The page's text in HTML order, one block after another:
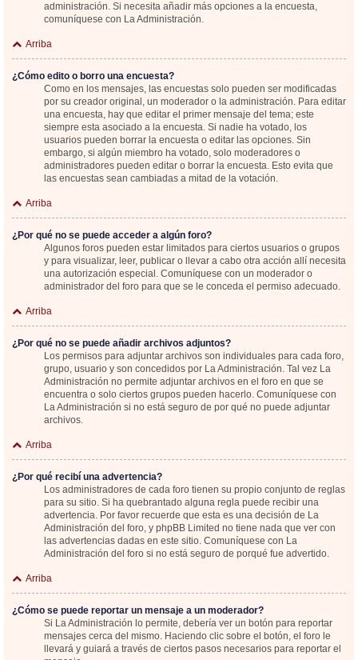
administración. Si necesita añadir más opciones a la encuesta,
comuníquese con La Administración.
Arriba
¿Cómo edito o borro una encuesta?
Como en los mensajes, las encuestas solo pueden ser modificadas
por su creador original, un moderador o la administración. Para editar
una encuesta, hay que editar el primer mensaje del tema; este
siempre esta asociado a la encuesta. Si nadie ha votado, los
usuarios pueden borrar la encuesta o editar las opciones. Sin
embargo, si algún miembro ha votado, solo moderadores o
administradores pueden editar o borrar la encuesta. Esto evita que
las encuestas sean cambiadas a mitad de la votación.
Arriba
¿Por qué no se puede acceder a algún foro?
Algunos foros pueden estar limitados para ciertos usuarios o grupos
y para visualizar, leer, publicar o llevar a cabo otra acción allí necesita
una autorización especial. Comuníquese con un moderador o
administrador del foro para que se le conceda el permiso adecuado.
Arriba
¿Por qué no se puede añadir archivos adjuntos?
Los permisos para adjuntar archivos son individuales para cada foro,
grupo, usuario y son concedidos por La Administración. Tal vez La
Administración no permite adjuntar archivos en el foro en que se
encuentra o solo ciertos grupos pueden hacerlo. Comuníquese con
La Administración si no está seguro de por qué no puede adjuntar
archivos.
Arriba
¿Por qué recibí una advertencia?
Los administradores de cada foro tienen su propio conjunto de reglas
para su sitio. Si ha quebrantado alguna regla puede recibir una
advertencia. Por favor recuerde que esta es una decisión de La
Administración del foro, y phpBB Limited no tiene nada que ver con
las advertencias dadas en este sitio. Comuníquese con La
Administración del foro si no está seguro de porqué fue advertido.
Arriba
¿Cómo se puede reportar un mensaje a un moderador?
Si La Administración lo permite, debería ver un botón para reportar
mensajes cerca del mismo. Haciendo clic sobre el botón, el foro le
llevará y guiará a través de ciertos pasos necesarios para reportar el